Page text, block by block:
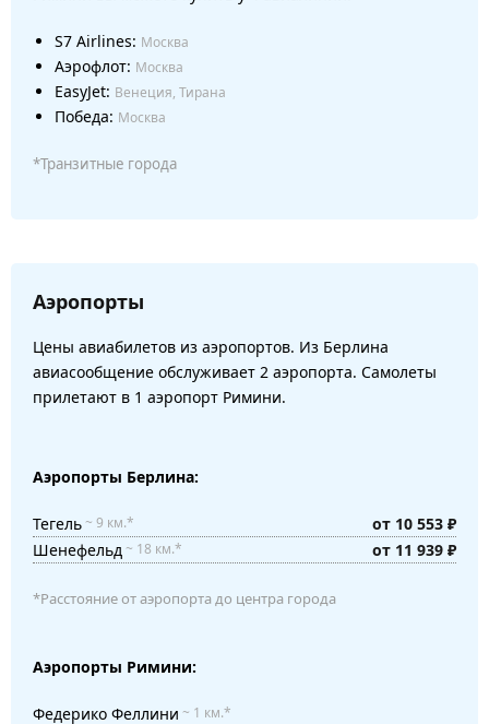
S7 Airlines: Москва
Аэрофлот: Москва
EasyJet: Венеция, Тирана
Победа: Москва
*Транзитные города
Аэропорты
Цены авиабилетов из аэропортов. Из Берлина
авиасообщение обслуживает 2 аэропорта. Самолеты
прилетают в 1 аэропорт Римини.
Аэропорты Берлина:
Тегель~ 9 км.*
от 10 553 ₽
Шенефельд ~ 18 км.* от 11 939 ₽
*Расстояние от аэропорта до центра города
Аэропорты Римини:
Федерико Феллини ~ 1 км.*